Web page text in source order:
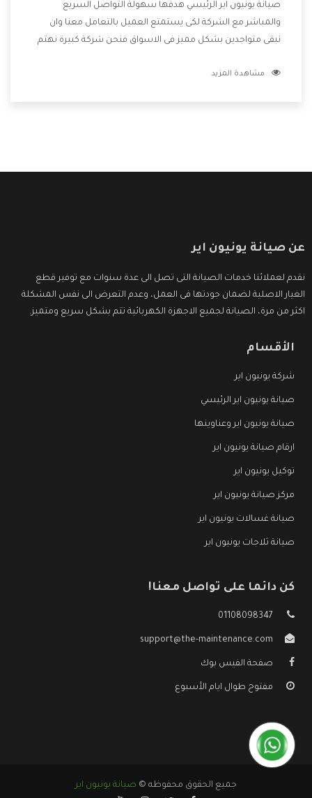
صيانة يونيون اير الرئيسي هدفها سهولة التواصل السريع
والمباشر مع الشركة لكى يستمتع العميل بالتعامل معنا وان
نبقى متواجدين بشكل مميز فى الاسواق فنحن شركة كبيرة نهتم
الشركة بها والتى تكون منها خدمة الصيانة التى تكون من أهم
مشاهدة المزيد
عن صيانة يونيون اير
نقدم لعملائنا خدمات الصيانة التى تصل الى عدة سنوات مع توفير قطع
الغيار الاصلية لضمان جودتها فى العمل، وعدم التعرض الى نفس المشكلة
اكثر من مرة، الصيانة لجميع الاجهزة الكهربائية تتم بشكل سريع ومتميز.
الأقسام
شركة يونيون اير
صيانة يونيون اير الرئيسي
صيانة يونيون اير وعناوينها
ارقام صيانة يونيون اير
توكيل يونيون اير
مركز صيانة يونيون اير
صيانة غسالات يونيون اير
صيانة ثلاجات يونيون اير
كن دائما على تواصل معنا!
01108098347
support@the-maintenance.com
صفحة الفيس بوك
مفتوح طوال ايام الأسبوع
جميع الحقوق محفوظه © صيانة يونيون اير